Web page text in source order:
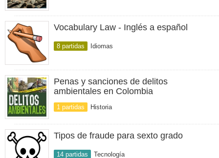
Vocabulary Law - Inglés a español
8 partidas Idiomas
Penas y sanciones de delitos
ambientales en Colombia
1 partidas Historia
Tipos de fraude para sexto grado
14 partidas Tecnología